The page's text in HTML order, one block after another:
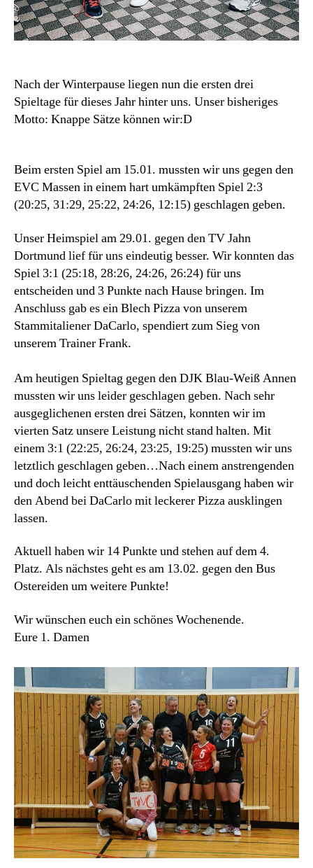
Nach der Winterpause liegen nun die ersten drei
Spieltage für dieses Jahr hinter uns. Unser bisheriges
Motto: Knappe Sätze können wir:D
Beim ersten Spiel am 15.01. mussten wir uns gegen den
EVC Massen in einem hart umkämpften Spiel 2:3
(20:25, 31:29, 25:22, 24:26, 12:15) geschlagen geben.
Unser Heimspiel am 29.01. gegen den TV Jahn
Dortmund lief für uns eindeutig besser. Wir konnten das
Spiel 3:1 (25:18, 28:26, 24:26, 26:24) für uns
entscheiden und 3 Punkte nach Hause bringen. Im
Anschluss gab es ein Blech Pizza von unserem
Stammitaliener DaCarlo, spendiert zum Sieg von
unserem Trainer Frank.
Am heutigen Spieltag gegen den DJK Blau-Weiß Annen
mussten wir uns leider geschlagen geben. Nach sehr
ausgeglichenen ersten drei Sätzen, konnten wir im
vierten Satz unsere Leistung nicht stand halten. Mit
einem 3:1 (22:25, 26:24, 23:25, 19:25) mussten wir uns
letztlich geschlagen geben…Nach einem anstrengenden
und doch leicht enttäuschenden Spielausgang haben wir
den Abend bei DaCarlo mit leckerer Pizza ausklingen
lassen.
Aktuell haben wir 14 Punkte und stehen auf dem 4.
Platz. Als nächstes geht es am 13.02. gegen den Bus
Ostereiden um weitere Punkte!
Wir wünschen euch ein schönes Wochenende.
Eure 1. Damen